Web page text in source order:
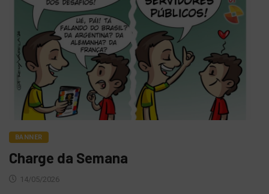
BANNER
Charge da Semana
14/05/2026